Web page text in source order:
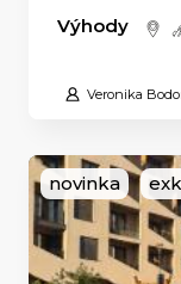
Výhody
Veronika
novinka